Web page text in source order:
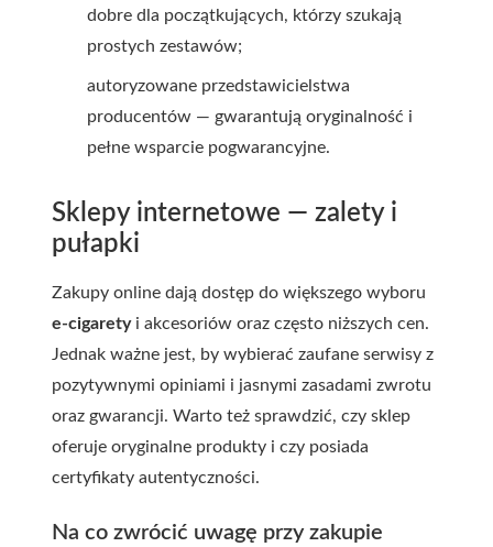
dobre dla początkujących, którzy szukają
prostych zestawów;
autoryzowane przedstawicielstwa
producentów — gwarantują oryginalność i
pełne wsparcie pogwarancyjne.
Sklepy internetowe — zalety i
pułapki
Zakupy online dają dostęp do większego wyboru
e-cigaretyi akcesoriów oraz często niższych cen.
Jednak ważne jest, by wybierać zaufane serwisy z
pozytywnymi opiniami i jasnymi zasadami zwrotu
oraz gwarancji. Warto też sprawdzić, czy sklep
oferuje oryginalne produkty i czy posiada
certyfikaty autentyczności.
Na co zwrócić uwagę przy zakupie